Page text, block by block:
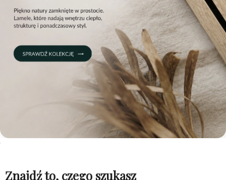
Znajdź to, czego szukasz